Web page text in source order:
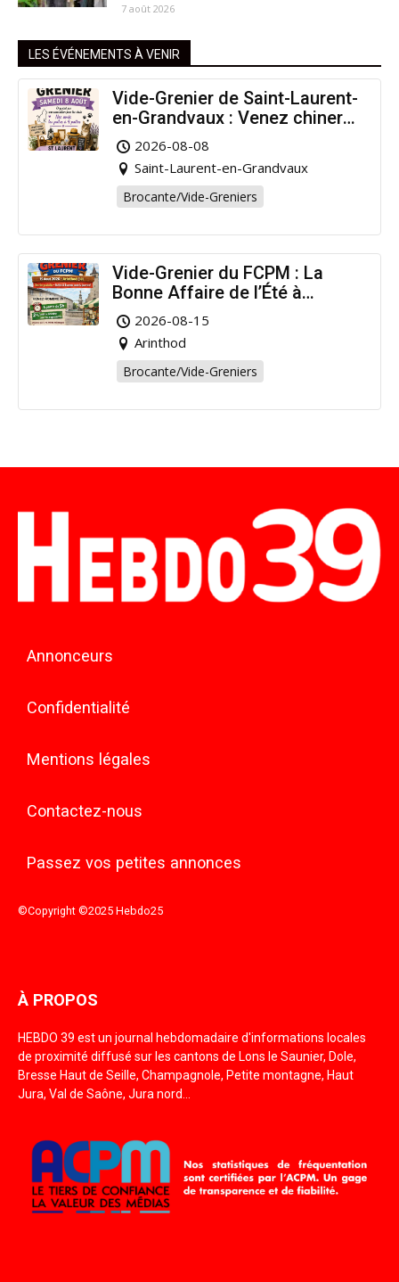
7 août 2026
LES ÉVÉNEMENTS À VENIR
Vide-Grenier de Saint-Laurent-
en-Grandvaux : Venez chiner
pour la bonne cause !
2026-08-08
Saint-Laurent-en-Grandvaux
Brocante/Vide-Greniers
Vide-Grenier du FCPM : La
Bonne Affaire de l’Été à
Arinthod !
2026-08-15
Arinthod
Brocante/Vide-Greniers